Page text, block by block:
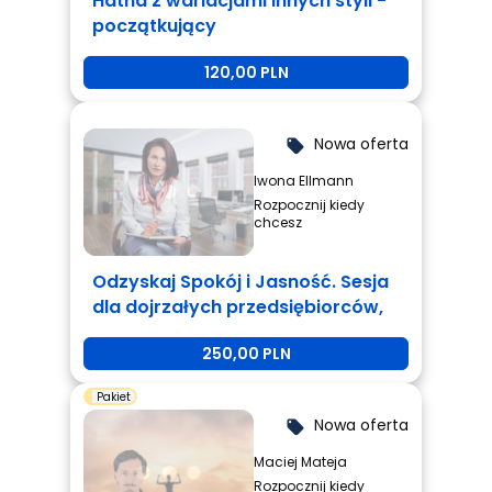
początkujący
120,00 PLN
local_offer Nowa oferta
Iwona Ellmann
Rozpocznij kiedy
chcesz
Odzyskaj Spokój i Jasność. Sesja
dla dojrzałych przedsiębiorców,
którzy są zmęczeni i potrzebują
250,00 PLN
Pakiet
local_offer Nowa oferta
Maciej Mateja
Rozpocznij kiedy